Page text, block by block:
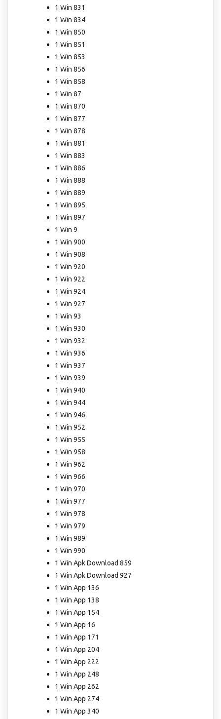
1 Win 831
1 Win 834
1 Win 850
1 Win 851
1 Win 853
1 Win 856
1 Win 858
1 Win 87
1 Win 870
1 Win 877
1 Win 878
1 Win 881
1 Win 883
1 Win 886
1 Win 888
1 Win 889
1 Win 895
1 Win 897
1 Win 9
1 Win 900
1 Win 908
1 Win 920
1 Win 922
1 Win 924
1 Win 927
1 Win 93
1 Win 930
1 Win 932
1 Win 936
1 Win 937
1 Win 939
1 Win 940
1 Win 944
1 Win 946
1 Win 952
1 Win 955
1 Win 958
1 Win 962
1 Win 966
1 Win 970
1 Win 977
1 Win 978
1 Win 979
1 Win 989
1 Win 990
1 Win Apk Download 859
1 Win Apk Download 927
1 Win App 136
1 Win App 138
1 Win App 154
1 Win App 16
1 Win App 171
1 Win App 204
1 Win App 222
1 Win App 248
1 Win App 262
1 Win App 274
1 Win App 340